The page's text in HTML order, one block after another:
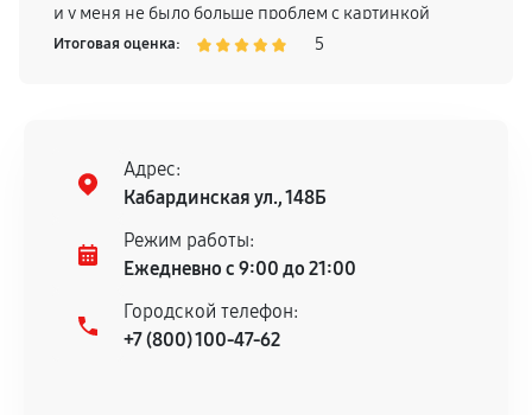
и у меня не было больше проблем с картинкой
телевизора, поэтому смело могу рекомендовать
Итоговая оценка: 5
Адрес:
Кабардинская ул., 148Б
Режим работы:
Ежедневно с 9:00 до 21:00
Городской телефон:
+7 (800) 100-47-62